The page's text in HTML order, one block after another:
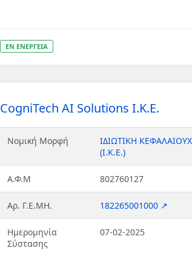
ΕΝ ΕΝΕΡΓΕΙΑ
CogniTech AI Solutions Ι.Κ.Ε.
Νομική Μορφή
ΙΔΙΩΤΙΚΗ
(Ι.Κ.Ε.)
Α.Φ.Μ 802760127
Αρ. Γ.Ε.ΜΗ. 182265001000 ↗
Ημερομηνία
Σύστασης
07-02-2025